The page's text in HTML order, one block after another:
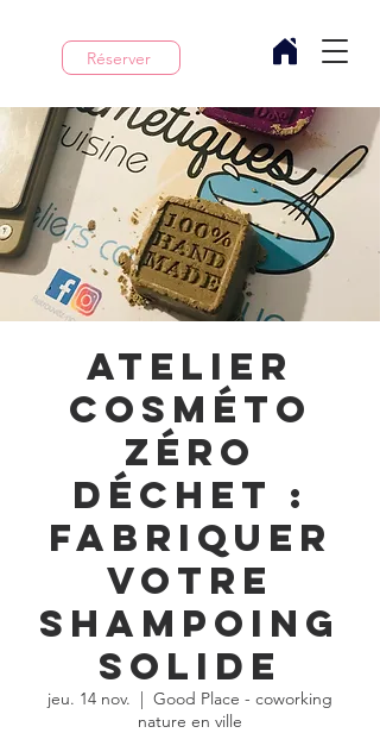
Réserver
Atelier
cosméto
zéro
Déchet :
fabriquer
votre
shampoing
solide
jeu. 14 nov.
  |
Good Place - coworking
nature en ville